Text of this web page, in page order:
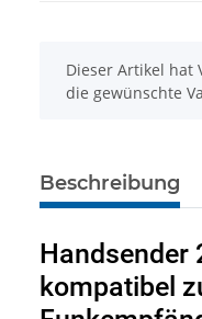
x
Dieser Artikel hat
die gewünschte
Beschreibung
Handsender
kompatibel